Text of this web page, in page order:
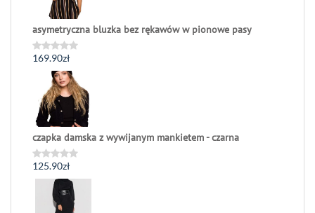
asymetryczna bluzka bez rękawów w pionowe pasy
Oceniono
169.90zł
czapka damska z wywijanym mankietem - czarna
Oceniono
0
125.90zł